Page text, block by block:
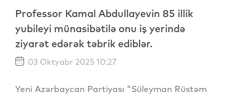
Professor Kamal Abdullayevin 85 illik
yubileyi münasibətilə onu iş yerində
ziyarət edərək təbrik ediblər.
03 Oktyabr 2025 10:27
Yeni Azərbaycan Partiyası "Süleyman Rüstəm